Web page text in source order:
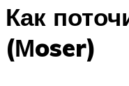
Как
(Мoser)